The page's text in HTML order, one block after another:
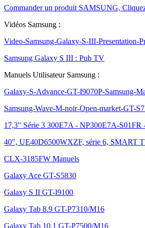
Commander un produit SAMSUNG,
Vidéos Samsung :
Video-Samsung-Galaxy-S-III-Presentation-
Samsung Galaxy S III : Pub TV
Manuels Utilisateur Samsung :
Galaxy-S-Advance-GT-I9070P-Samsung-
Samsung-Wave-M-noir-Open-market-GT-
17,3" Série 3 300E7A - NP300E7A-S01FR
40", UE40D6500WXZF, série 6, SMART
CLX-3185FW Manuels
Galaxy Ace GT-S5830
Galaxy S II GT-I9100
Galaxy Tab 8.9 GT-P7310/M16
Galaxy Tab 10.1 GT-P7500/M16